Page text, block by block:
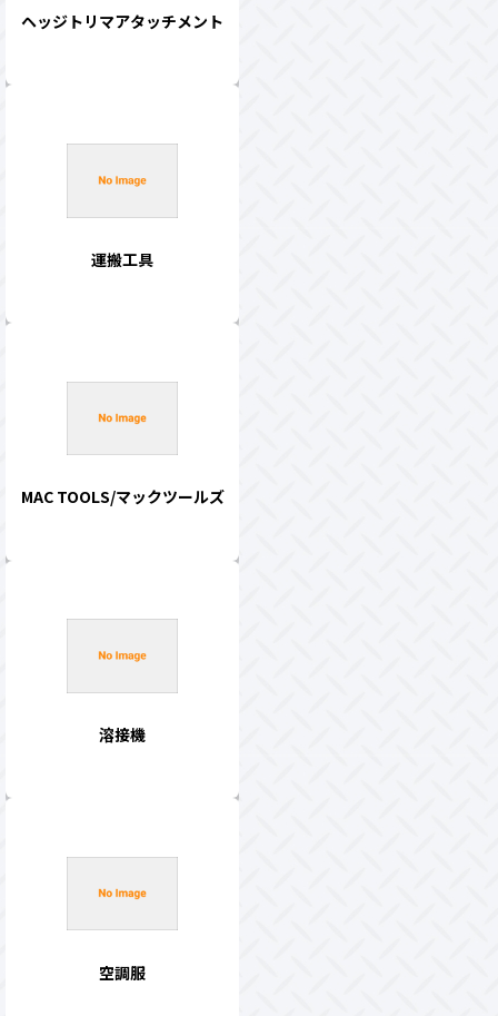
ヘッジトリマアタッチメント
運搬工具
MAC TOOLS/マックツールズ
溶接機
空調服